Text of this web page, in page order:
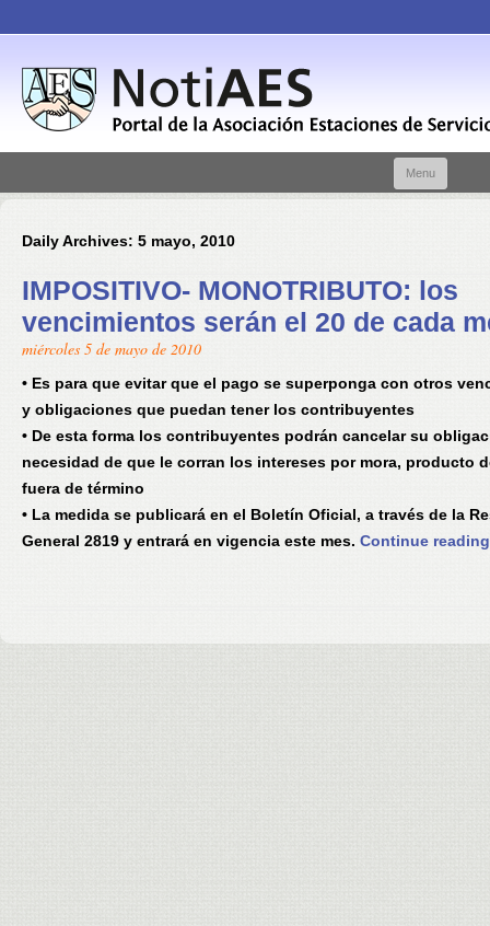
Menu
Daily Archives: 5 mayo, 2010
IMPOSITIVO- MONOTRIBUTO: los
vencimientos serán el 20 de cada
miércoles 5 de mayo de 2010
• Es para que evitar que el pago se superponga con otros
y obligaciones que puedan tener los contribuyentes
• De esta forma los contribuyentes podrán cancelar su
necesidad de que le corran los intereses por mora, producto
fuera de término
• La medida se publicará en el Boletín Oficial, a través de la
General 2819 y entrará en vigencia este mes. Continue